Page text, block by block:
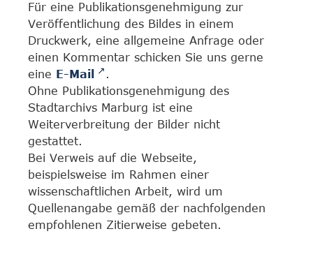
Für eine Publikationsgenehmigung zur
Veröffentlichung des Bildes in einem
Druckwerk, eine allgemeine Anfrage oder
einen Kommentar schicken Sie uns gerne
eine E-Mail
.
Ohne Publikationsgenehmigung des
Stadtarchivs Marburg ist eine
Weiterverbreitung der Bilder nicht
gestattet.
Bei Verweis auf die Webseite,
beispielsweise im Rahmen einer
wissenschaftlichen Arbeit, wird um
Quellenangabe gemäß der nachfolgenden
empfohlenen Zitierweise gebeten.